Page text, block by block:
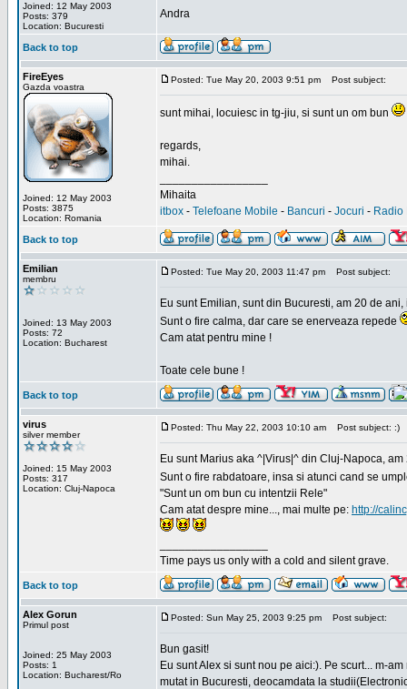
Joined: 12 May 2003
Posts: 379
Location: Bucuresti
Andra
Back to top
FireEyes
Gazda voastra
Joined: 12 May 2003
Posts: 3875
Location: Romania
Posted: Tue May 20, 2003 9:51 pm Post subject:
sunt mihai, locuiesc in tg-jiu, si sunt un om bun
regards,
mihai.
Mihaita
itbox - Telefoane Mobile - Bancuri - Jocuri - Radio
Back to top
Emilian
membru
Joined: 13 May 2003
Posts: 72
Location: Bucharest
Posted: Tue May 20, 2003 11:47 pm Post subject:
Eu sunt Emilian, sunt din Bucuresti, am 20 de
Sunt o fire calma, dar care se enerveaza repede
Cam atat pentru mine !
Toate cele bune !
Back to top
virus
silver member
Joined: 15 May 2003
Posts: 317
Location: Cluj-Napoca
Posted: Thu May 22, 2003 10:10 am Post subject: :)
Eu sunt Marius aka ^|Virus|^ din Cluj-Napoca,
Sunt o fire rabdatoare, insa si atunci cand se
"Sunt un om bun cu intentzii Rele"
Cam atat despre mine..., mai multe pe: http://
Time pays us only with a cold and silent grave.
Back to top
Alex Gorun
Primul post
Joined: 25 May 2003
Posts: 1
Location: Bucharest/Ro
Posted: Sun May 25, 2003 9:25 pm Post subject:
Bun gasit!
Eu sunt Alex si sunt nou pe aici:). Pe scurt... m-
mutat in Bucuresti, deocamdata la